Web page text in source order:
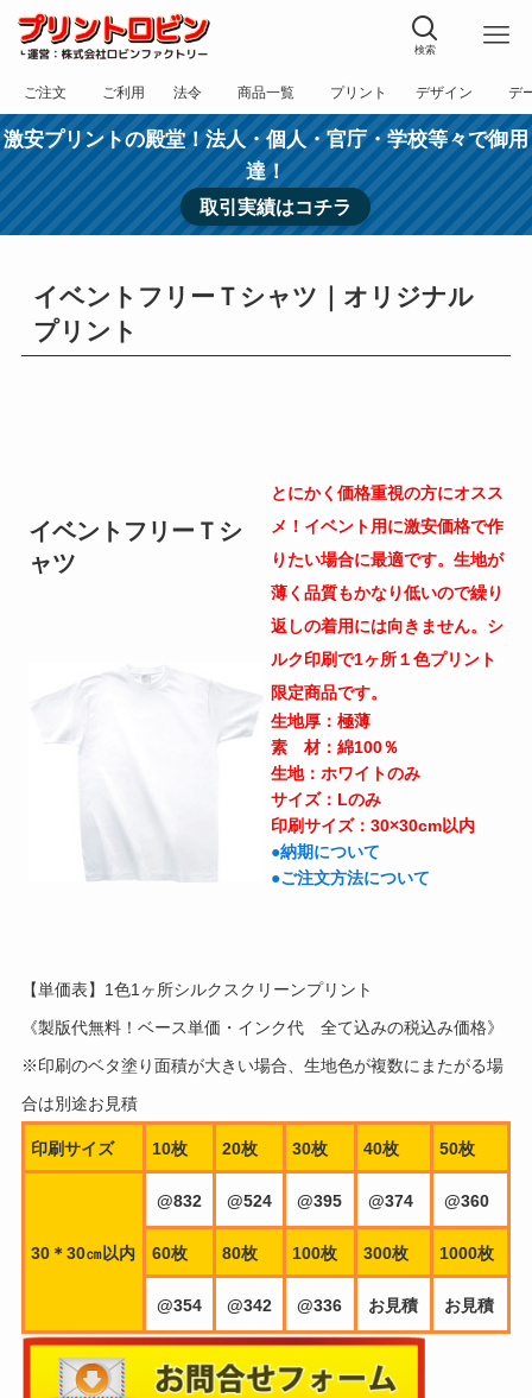
検索
ご注文
フォーム
ご利用
規約
法令
表記
商品一覧
カテゴリー
プリント
方法
デザイン
依頼
デ
入
激安プリントの殿堂！法人・個人・官庁・学校等々で御用
達！
取引実績はコチラ
イベントフリーＴシャツ｜オリジナル
プリント
イベントフリーＴシ
ャツ
とにかく価格重視の方にオスス
メ！イベント用に激安価格で作
りたい場合に最適です。生地が
薄く品質もかなり低いので繰り
返しの着用には向きません。シ
ルク印刷で1ヶ所１色プリント
限定商品です。
生地厚： 極薄
素 材：綿100％
生地：ホワイトのみ
サイズ：Lのみ
印刷サイズ：30×30cm以内
●納期について
●ご注文方法について
【単価表】1色1ヶ所シルクスクリーンプリント
《製版代無料！ベース単価・インク代 全て込みの税込み価格》
※印刷のベタ塗り面積が大きい場合、生地色が複数にまたがる場
合は別途お見積
印刷サイズ 10枚 20枚 30枚 40枚 50枚
30＊30㎝以内
@832 @524 @395 @374 @360
60枚 80枚 100枚 300枚 1000枚
@354 @342 @336 お見積 お見積